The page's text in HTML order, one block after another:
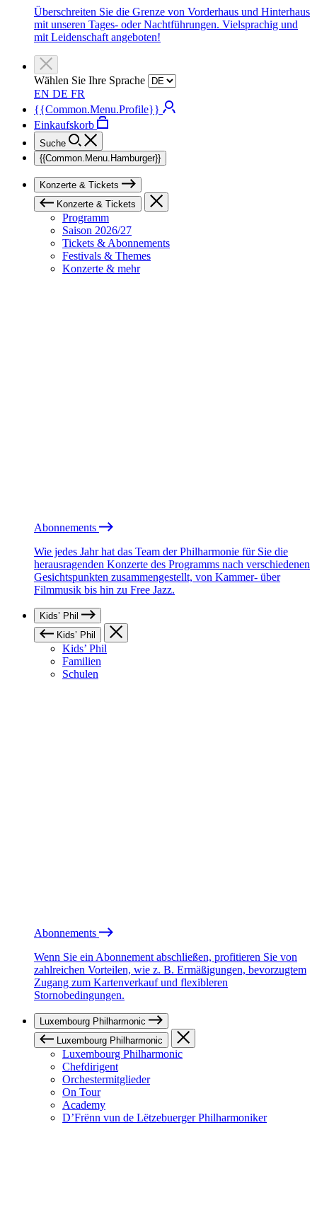
Überschreiten Sie die Grenze von Vorderhaus und Hinterhaus
mit unseren Tages- oder Nachtführungen. Vielsprachig und
mit Leidenschaft angeboten!
Wählen Sie Ihre Sprache
EN DE FR
{{Common.Menu.Profile}}
Einkaufskorb
Suche
{{Common.Menu.Hamburger}}
Konzerte & Tickets
Konzerte & Tickets
Programm
Saison 2026/27
Tickets & Abonnements
Festivals & Themes
Konzerte & mehr
Abonnements
Wie jedes Jahr hat das Team der Philharmonie für Sie die
herausragenden Konzerte des Programms nach verschiedenen
Gesichtspunkten zusammengestellt, von Kammer- über
Filmmusik bis hin zu Free Jazz.
Kids’ Phil
Kids’ Phil
Kids’ Phil
Familien
Schulen
Abonnements
Wenn Sie ein Abonnement abschließen, profitieren Sie von
zahlreichen Vorteilen, wie z. B. Ermäßigungen, bevorzugtem
Zugang zum Kartenverkauf und flexibleren
Stornobedingungen.
Luxembourg Philharmonic
Luxembourg Philharmonic
Luxembourg Philharmonic
Chefdirigent
Orchestermitglieder
On Tour
Academy
D’Frënn vun de Lëtzebuerger Philharmoniker